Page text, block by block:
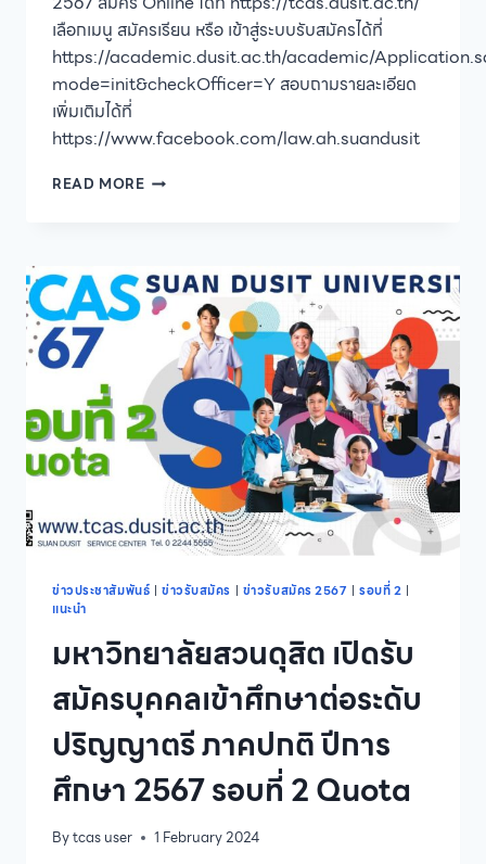
เลือกเมนู สมัครเรียน หรือ เข้าสู่ระบบรับสมัครได้ที่
https://academic.dusit.ac.th/academic/
mode=init&checkOfficer=Y สอบถามรายละเอียด
เพิ่มเติมได้ที่
https://www.facebook.com/law.ah.suandusit
READ MOREโรงเรียน
สวนดุสิต
เปิด
สมัคร
ผู้
สนใจ
เข้า
ศึกษา
ระดับ
ปริญญา
ภาค
ปกติ
เวลา
หลักสูตร
นิติ
บัณฑิต
การ
ศึกษา
2567
ข่าวประชาสัมพันธ์ | ข่าวรับสมัคร | ข่าวรับสมัคร 2567 |รอบที่ 2 |
แนะนำ
มหาวิทยาลัยสวนดุสิต เปิดรับ
สมัครบุคคลเข้าศึกษาต่อระดับ
ปริญญาตรี ภาคปกติ ปีการ
ศึกษา 2567 รอบที่ 2 Quota
Bytcas user 1 February 2024